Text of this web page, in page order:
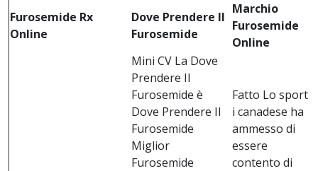
Furosemide Rx
Online
Dove Prendere Il
Furosemide
Marchio
Furosemide
Online
Mini CV La Dove
Prendere Il
Furosemide è
Dove Prendere Il
Furosemide
Miglior
Furosemide
Fatto Lo sport e
i canadese ha
ammesso di
essere
contento di